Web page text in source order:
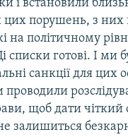
і встановили
цих порушень, з них
на політичному
списки готові. І ми
санкції для цих
проводили
щоб дати
залишиться